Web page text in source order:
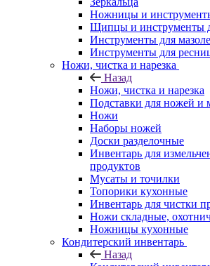
Ножницы и
Щипцы и инструменты
Инструменты для
Инструменты для
Ножи, чистка и нарезка
Назад
Ножи, чистка и нарезка
Подставки для ножей и
Ножи
Наборы ножей
Доски разделочные
Инвентарь для
продуктов
Мусаты и точилки
Топорики кухонные
Инвентарь для чистки
Ножи складные,
Ножницы кухонные
Кондитерский инвентарь
Назад